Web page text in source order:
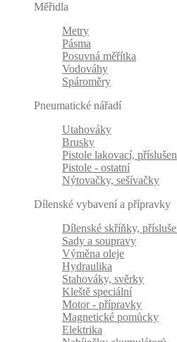
Měřidla
Metry
Pásma
Posuvná měřítka
Vodováhy
Spároměry
Pneumatické nářadí
Utahováky
Brusky
Pistole lakovací,
Pistole - ostatní
Nýtovačky, sešívačky
Dílenské vybavení a přípravky
Dílenské skříňky,
Sady a soupravy
Výměna oleje
Hydraulika
Stahováky, svěrky
Kleště speciální
Motor - přípravky
Magnetické pomůcky
Elektrika